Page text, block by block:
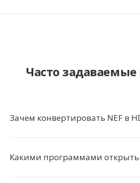
Часто
Зачем конвертировать NEF в
Какими программами открыть